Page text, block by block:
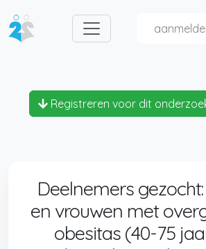
Registreren voor dit
Deelnemers
en vrouwen met
obesitas (40-75